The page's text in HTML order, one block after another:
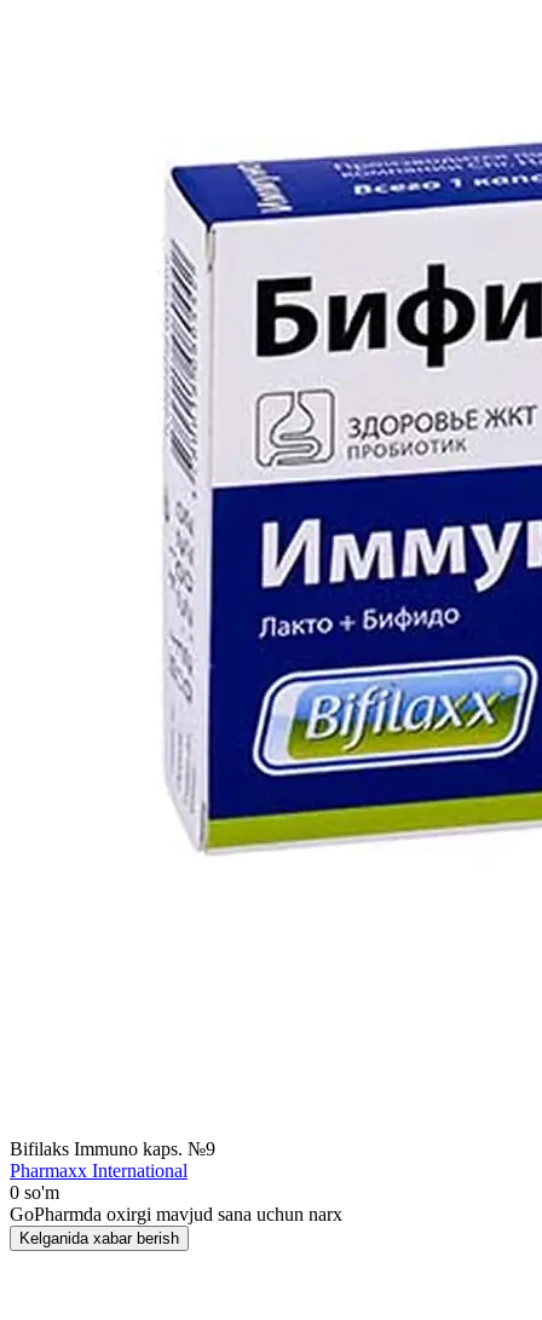
Bifilaks Immuno kaps. №9
Pharmaxx International
0 so'm
GoPharmda oxirgi mavjud sana uchun narx
Kelganida xabar berish